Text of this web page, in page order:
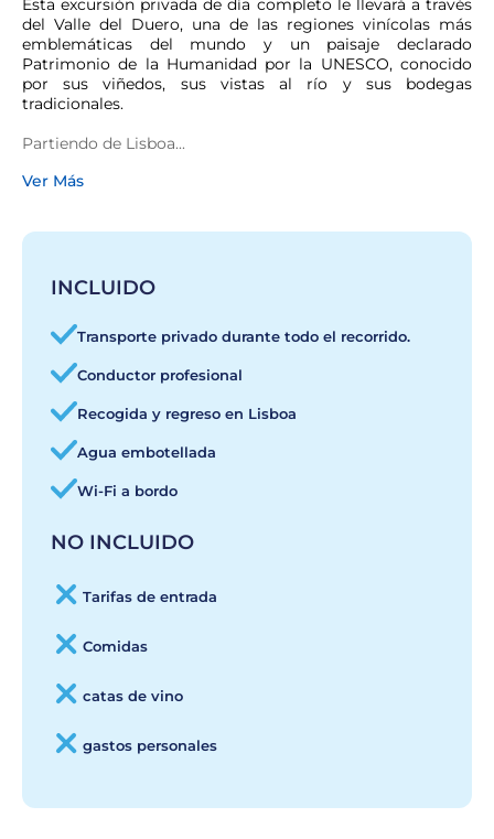
Esta excursión privada de día completo le llevará a través
del Valle del Duero, una de las regiones vinícolas más
emblemáticas del mundo y un paisaje declarado
Patrimonio de la Humanidad por la UNESCO, conocido
por sus viñedos, sus vistas al río y sus bodegas
tradicionales.
Partiendo de Lisboa...
Ver Más
INCLUIDO
Transporte privado durante todo el recorrido.
Conductor profesional
Recogida y regreso en Lisboa
Agua embotellada
Wi-Fi a bordo
NO INCLUIDO
Tarifas de entrada
Comidas
catas de vino
gastos personales